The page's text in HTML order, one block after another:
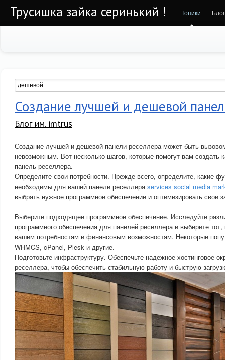
Трусишка зайка серинький ! Топики
Создание лучшей и дешевой
Блог им. imtrus
Создание лучшей и дешевой панели реселлера может быть
невозможным. Вот несколько шагов, которые помогут вам создать
панель реселлера.
Определите свои потребности. Прежде всего, определите, какие
необходимы для вашей панели реселлераservices social media
выбрать нужное программное обеспечение и оптимизировать свои
Выберите подходящее программное обеспечение. Исследуйте
программного обеспечения для панелей реселлера и выберите тот,
вашим потребностям и финансовым возможностям. Некоторые
WHMCS, cPanel, Plesk и другие.
Подготовьте инфраструктуру. Обеспечьте надежное хостинговое
реселлера, чтобы обеспечить стабильную работу и быструю